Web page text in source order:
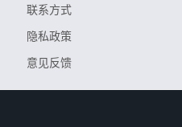
联系方式
隐私政策
意见反馈